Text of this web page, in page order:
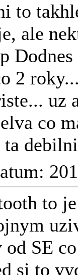
to
ale
2
uz
co
ta
to
SE
si to